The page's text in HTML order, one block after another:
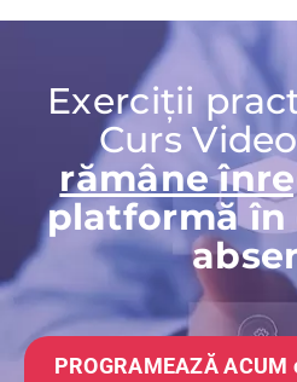
Exerciții
Curs
rămâne
platformă în
PROGRAMEAZĂ